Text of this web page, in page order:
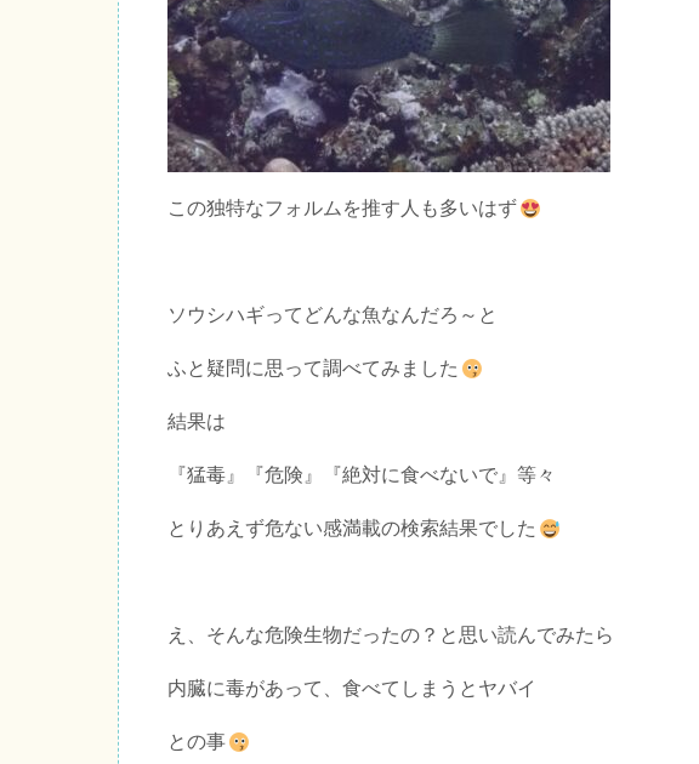
この独特なフォルムを推す人も多いはず
ソウシハギってどんな魚なんだろ～と
ふと疑問に思って調べてみました
結果は
『猛毒』『危険』『絶対に食べないで』等々
とりあえず危ない感満載の検索結果でした
え、そんな危険生物だったの？と思い読んでみたら
内臓に毒があって、食べてしまうとヤバイ
との事